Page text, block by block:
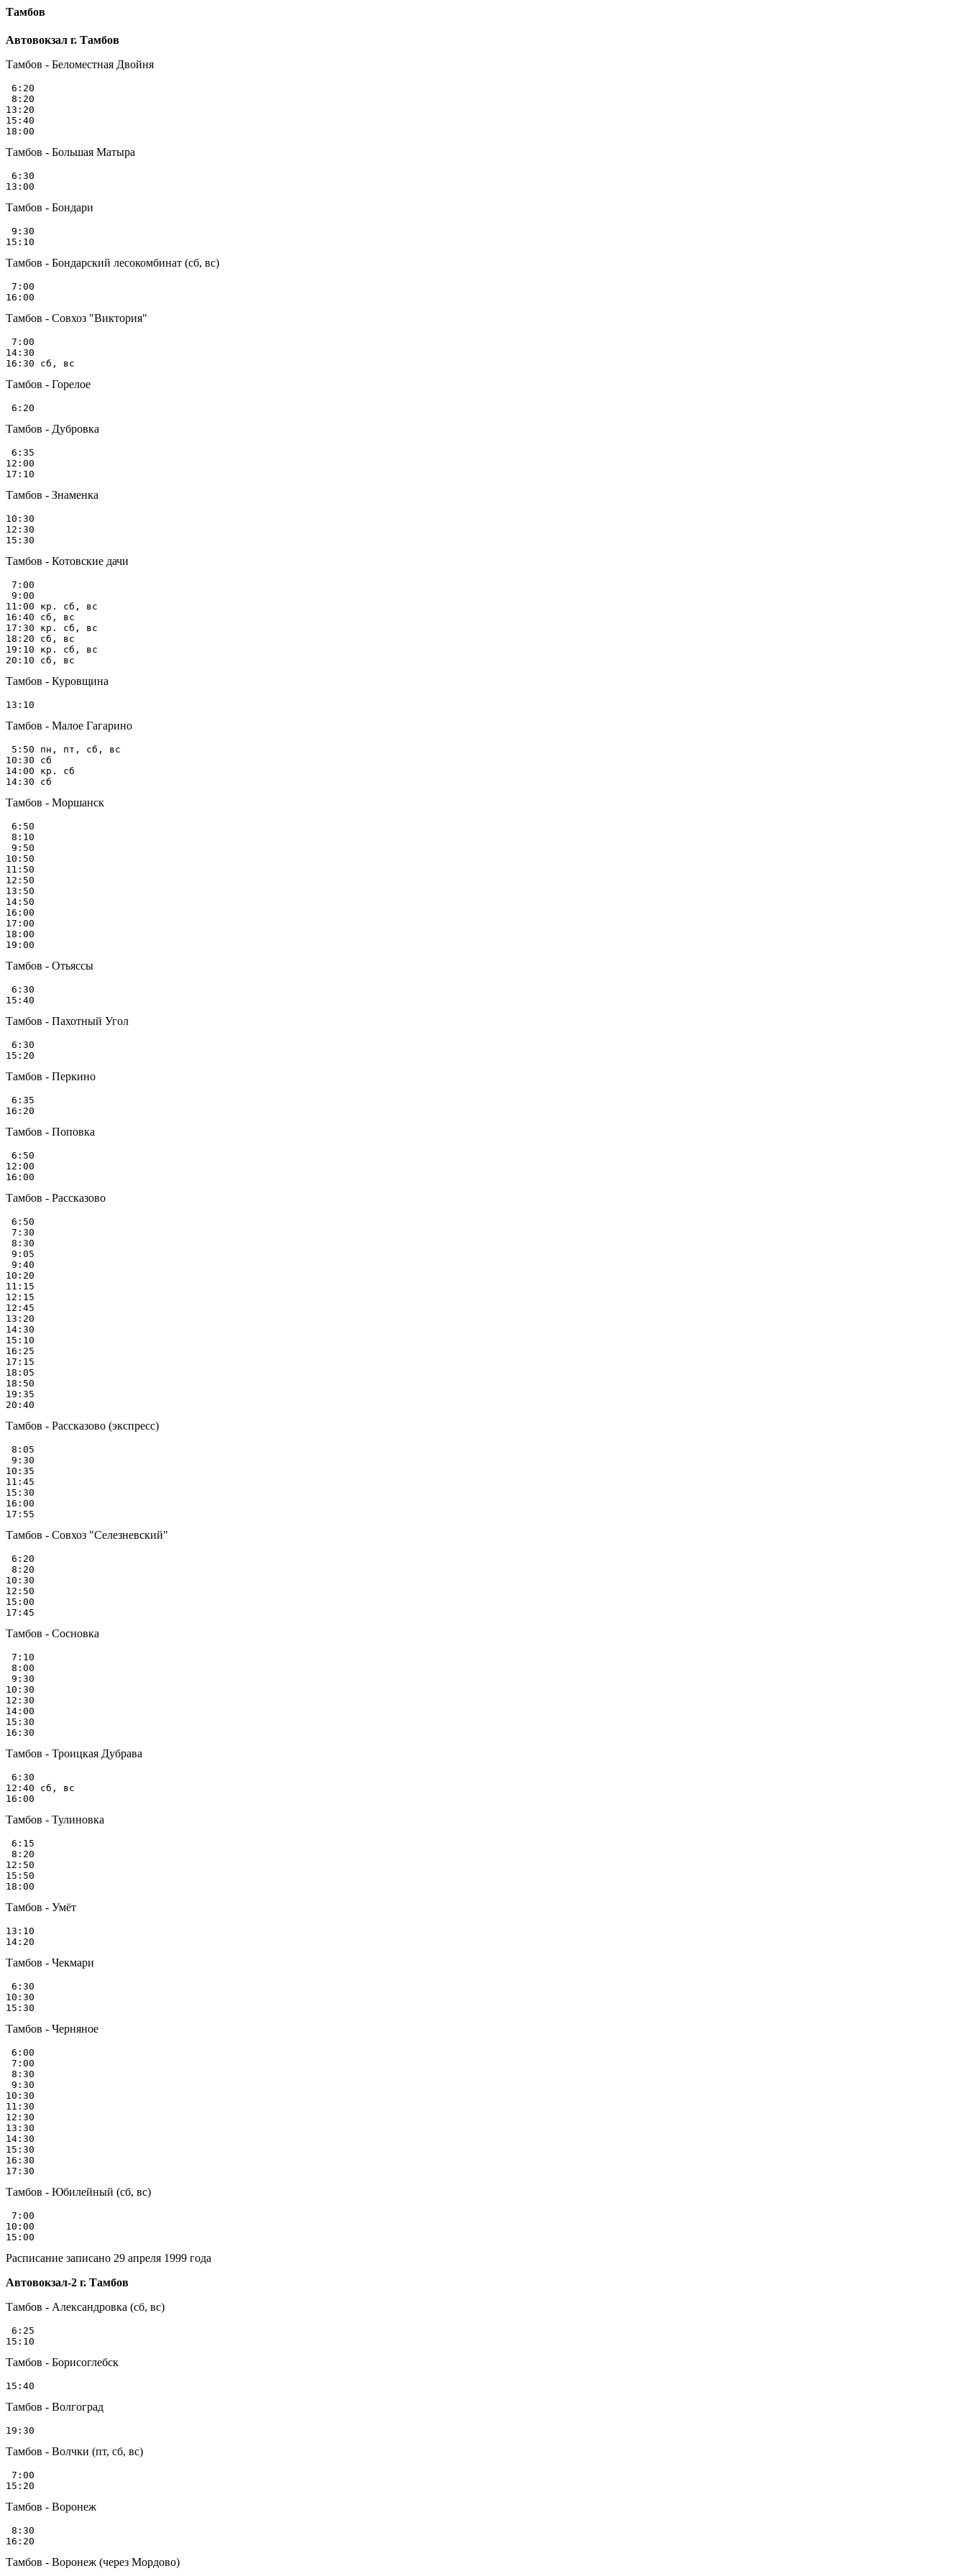
Тамбов
Автовокзал г. Тамбов
Тамбов - Беломестная Двойня
6:20
8:20
13:20
15:40
Тамбов - Большая Матыра
6:30
Тамбов - Бондари
9:30
Тамбов - Бондарский лесокомбинат (сб, вс)
7:00
Тамбов - Совхоз "Виктория"
7:00
14:30
Тамбов - Горелое
Тамбов - Дубровка
6:35
12:00
Тамбов - Знаменка
10:30
12:30
Тамбов - Котовские дачи
7:00
9:00
11:00 кр. сб, вс
16:40 сб, вс
17:30 кр. сб, вс
18:20 сб, вс
19:10 кр. сб, вс
Тамбов - Куровщина
Тамбов - Малое Гагарино
5:50 пн, пт, сб, вс
10:30 сб
14:00 кр. сб
Тамбов - Моршанск
6:50
8:10
9:50
10:50
11:50
12:50
13:50
14:50
16:00
17:00
18:00
Тамбов - Отьяссы
6:30
Тамбов - Пахотный Угол
6:30
Тамбов - Перкино
6:35
Тамбов - Поповка
6:50
12:00
Тамбов - Рассказово
6:50
7:30
8:30
9:05
9:40
10:20
11:15
12:15
12:45
13:20
14:30
15:10
16:25
17:15
18:05
18:50
19:35
Тамбов - Рассказово (экспресс)
8:05
9:30
10:35
11:45
15:30
16:00
Тамбов - Совхоз "Селезневский"
6:20
8:20
10:30
12:50
15:00
Тамбов - Сосновка
7:10
8:00
9:30
10:30
12:30
14:00
15:30
Тамбов - Троицкая Дубрава
6:30
12:40 сб, вс
Тамбов - Тулиновка
6:15
8:20
12:50
15:50
Тамбов - Умёт
13:10
Тамбов - Чекмари
6:30
10:30
Тамбов - Черняное
6:00
7:00
8:30
9:30
10:30
11:30
12:30
13:30
14:30
15:30
16:30
Тамбов - Юбилейный (сб, вс)
7:00
10:00
Расписание записано 29 апреля 1999 года
Автовокзал-2 г. Тамбов
Тамбов - Александровка (сб, вс)
6:25
Тамбов - Борисоглебск
Тамбов - Волгоград
Тамбов - Волчки (пт, сб, вс)
7:00
Тамбов - Воронеж
8:30
Тамбов - Воронеж (через Мордово)